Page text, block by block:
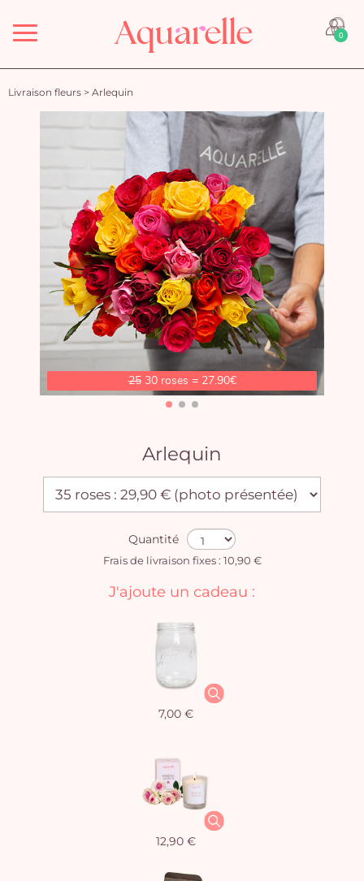
Menu 0
Livraison fleurs > Arlequin
2530 roses = 27.90€
Arlequin
Quantité
Frais de livraison fixes : 10,90 €
J'ajoute un cadeau :
7,00 €
12,90 €